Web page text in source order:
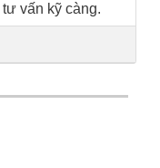
vấn kỹ càng.